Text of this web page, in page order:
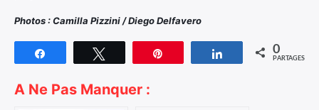
Photos : Camilla Pizzini / Diego Delfavero
Partagez 0
PARTAGES
A Ne Pas Manquer :